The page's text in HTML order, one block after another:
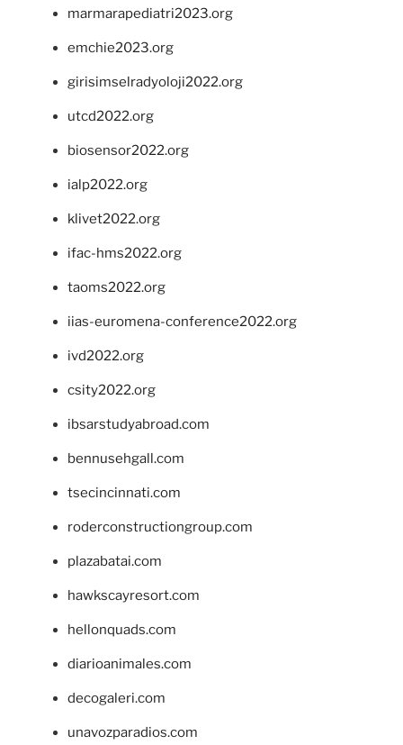
marmarapediatri2023.org
emchie2023.org
girisimselradyoloji2022.org
utcd2022.org
biosensor2022.org
ialp2022.org
klivet2022.org
ifac-hms2022.org
taoms2022.org
iias-euromena-conference2022.org
ivd2022.org
csity2022.org
ibsarstudyabroad.com
bennusehgall.com
tsecincinnati.com
roderconstructiongroup.com
plazabatai.com
hawkscayresort.com
hellonquads.com
diarioanimales.com
decogaleri.com
unavozparadios.com